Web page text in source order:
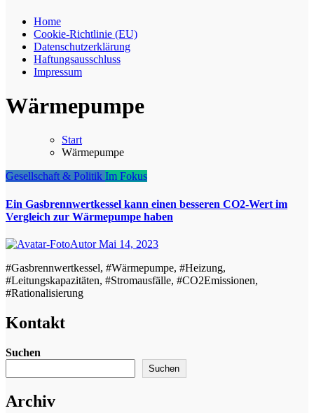
Home
Cookie-Richtlinie (EU)
Datenschutzerklärung
Haftungsausschluss
Impressum
Wärmepumpe
Start
Wärmepumpe
Gesellschaft & Politik Im Fokus
Ein Gasbrennwertkessel kann einen besseren CO2-Wert im
Vergleich zur Wärmepumpe haben
AutorMai 14, 2023
#Gasbrennwertkessel, #Wärmepumpe, #Heizung,
#Leitungskapazitäten, #Stromausfälle, #CO2Emissionen,
#Rationalisierung
Kontakt
Suchen
Suchen
Archiv